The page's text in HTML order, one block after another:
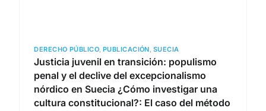
DERECHO PÚBLICO ,PUBLICACIÓN SUECIA
Justicia juvenil en transición: populismo
penal y el declive del excepcionalismo
nórdico en Suecia ¿Cómo investigar una
cultura constitucional?: El caso del método